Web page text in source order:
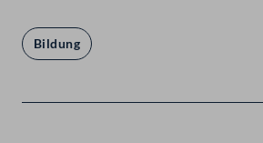
Bildung